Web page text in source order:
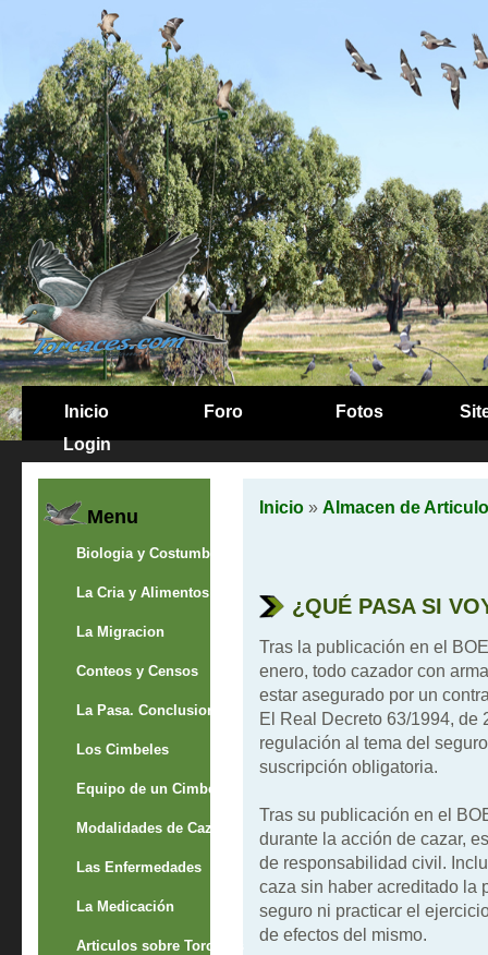
Inicio Foro Fotos
Login
Menu
Biologia y Costumbres
La Cria y Alimentos
La Migracion
Conteos y Censos
La Pasa. Conclusion
Los Cimbeles
Equipo de un Cimbelero
Modalidades de Caza
Las Enfermedades
La Medicación
Articulos sobre Torcaces
Inicio» Almacen de
¿QUÉ PASA SI
Tras la publicación en el
enero, todo cazador con
estar asegurado por un
El Real Decreto 63/1994, de
regulación al tema del
suscripción obligatoria.
Tras su publicación en el
durante la acción de cazar,
de responsabilidad civil.
caza sin haber acreditado la
seguro ni practicar el
de efectos del mismo.